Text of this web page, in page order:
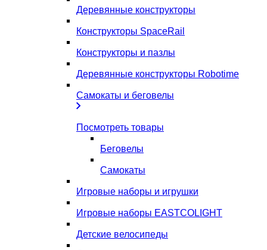
Деревянные конструкторы
Конструкторы SpaceRail
Конструкторы и пазлы
Деревянные конструкторы Robotime
Самокаты и беговелы
Посмотреть товары
Беговелы
Самокаты
Игровые наборы и игрушки
Игровые наборы EASTCOLIGHT
Детские велосипеды